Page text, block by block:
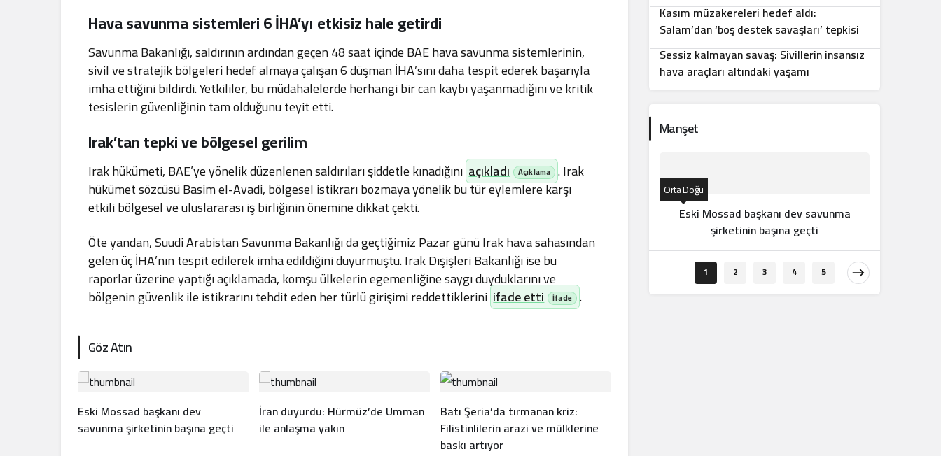
Hava savunma sistemleri 6 İHA’yı etkisiz hale getirdi
Savunma Bakanlığı, saldırının ardından geçen 48 saat içinde BAE hava savunma sistemlerinin,
sivil ve stratejik bölgeleri hedef almaya çalışan 6 düşman İHA’sını daha tespit ederek başarıyla
imha ettiğini bildirdi.Yetkililer, bu müdahalelerde herhangi bir can kaybı yaşanmadığını ve kritik
tesislerin güvenliğinin tam olduğunu teyit etti.
Irak’tan tepki ve bölgesel gerilim
Irak hükümeti, BAE’ye yönelik düzenlenen saldırıları şiddetle kınadığını açıkladı .Irak
hükümet sözcüsü Basim el-Avadi, bölgesel istikrarı bozmaya yönelik bu tür eylemlere karşı
etkili bölgesel ve uluslararası iş birliğinin önemine dikkat çekti.
Öte yandan, Suudi Arabistan Savunma Bakanlığı da geçtiğimiz Pazar günü Irak hava sahasından
gelen üç İHA’nın tespit edilerek imha edildiğini duyurmuştu.Irak Dışişleri Bakanlığı ise bu
raporlar üzerine yaptığı açıklamada, komşu ülkelerin egemenliğine saygı duyduklarını ve
bölgenin güvenlik ile istikrarını tehdit eden her türlü girişimi reddettiklerini ifade etti .
Göz Atın
Eski Mossad başkanı dev
savunma şirketinin başına geçti
İran duyurdu: Hürmüz’de Umman
ile anlaşma yakın
Batı Şeria’da tırmanan kriz:
Filistinlilerin arazi ve mülklerine
baskı artıyor
Kasım müzakereleri hedef aldı:
Salam’dan ‘boş destek savaşları’ tepkisi
10
Sessiz kalmayan savaş: Sivillerin insansız
hava araçları altındaki yaşamı
Manşet
Orta Doğu
Eski Mossad başkanı dev savunma
şirketinin başına geçti
1 2 3 4 5